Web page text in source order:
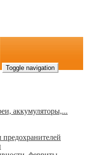
Toggle navigation
аккумуляторы,...